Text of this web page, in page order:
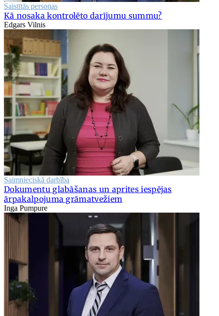
Saistītās personas
Kā nosaka kontrolēto darījumu summu?
Edgars Vilnis
Saimnieciskā darbība
Dokumentu glabāšanas un aprites iespējas
ārpakalpojuma grāmatvežiem
Inga Pumpure